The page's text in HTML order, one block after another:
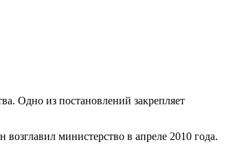
Одно из постановлений закрепляет
возглавил министерство в апреле 2010 года.